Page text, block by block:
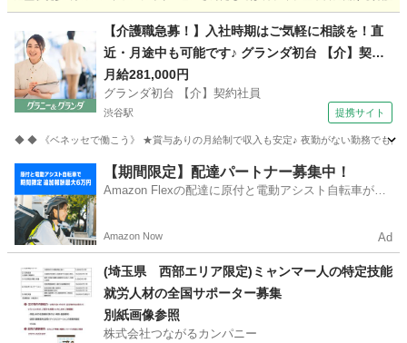
経堂駅 介護 時給
【介護職急募！】入社時期はご気軽に相談を！直
近・月途中も可能です♪ グランダ初台 【介】契約
社員 老人介護施設スタッフ
月給281,000円
グランダ初台 【介】契約社員
渋谷駅 提携サイト
◆ ◆ 《ベネッセで働こう》 ★賞与ありの月給制で収入も安定♪ 夜勤がない勤務でも月
渋谷駅 介護
【期間限定】配達パートナー募集中！
Amazon Flexの配達に原付と電動アシスト自転車が登
Amazon Now Ad
(埼玉県 西部エリア限定)ミャンマー人の特定技能
就労人材の全国サポーター募集
別紙画像参照
株式会社つながるカンパニー